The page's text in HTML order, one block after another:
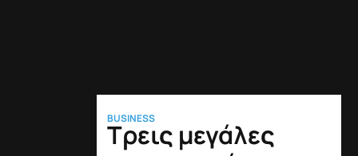
BUSINESS
Τρεις μεγάλες